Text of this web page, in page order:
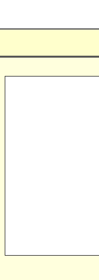
Das Rezept